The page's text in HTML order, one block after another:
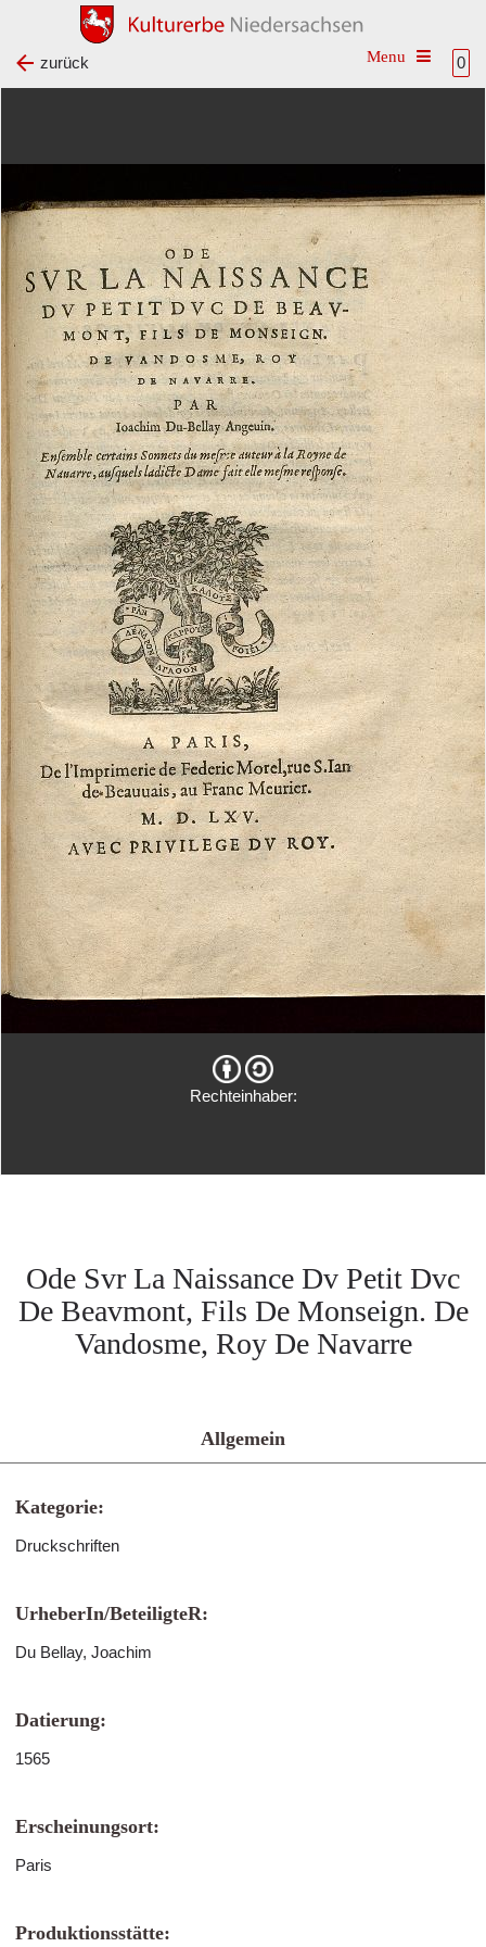
0
Toggle
zurück
Rechteinhaber:
Ode Svr La Naissance Dv Petit Dvc
De Beavmont, Fils De Monseign. De
Vandosme, Roy De Navarre
Allgemein
Kategorie:
Druckschriften
UrheberIn/BeteiligteR:
Du Bellay, Joachim
Datierung:
1565
Erscheinungsort:
Paris
Produktionsstätte: